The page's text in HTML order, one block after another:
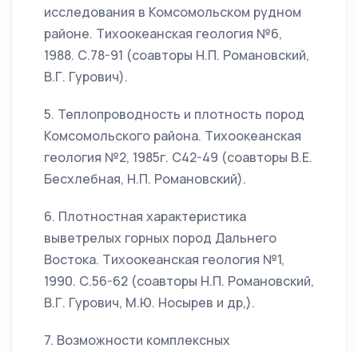
исследования в Комсомольском рудном
районе. Тихоокеанская геология №6,
1988. С.78-91 (соавторы Н.П. Романовский,
В.Г. Гурович).
5. Теплопроводность и плотность пород
Комсомольского района. Тихоокеанская
геология №2, 1985г. С42-49 (соавторы В.Е.
Бесхлебная, Н.П. Романовский).
6. Плотностная характеристика
выветрелых горных пород Дальнего
Востока. Тихоокеанская геология №1,
1990. С.56-62 (соавторы Н.П. Романовский,
В.Г. Гурович, М.Ю. Носырев и др,).
7. Возможности комплексных